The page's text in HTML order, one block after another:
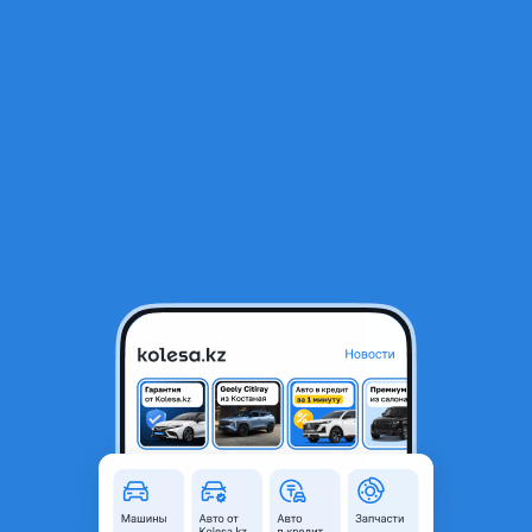
Блок регулировки стекла Lc 200
Алматы, Алматинская